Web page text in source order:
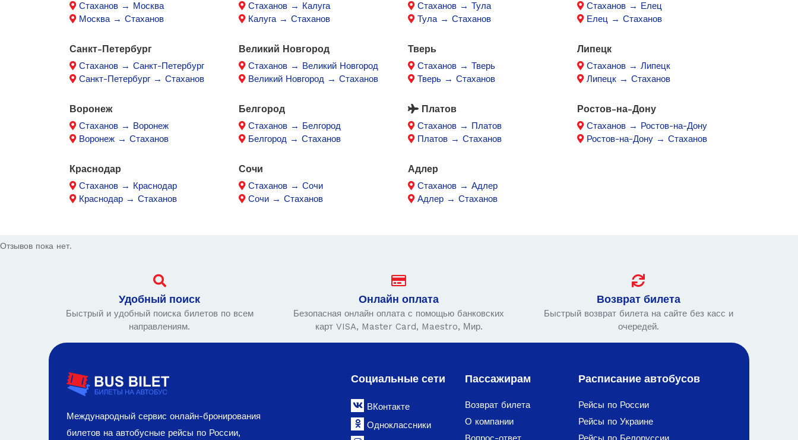
Стаханов → Москва
Москва → Стаханов
Стаханов → Калуга
Калуга → Стаханов
Стаханов → Тула
Тула → Стаханов
Стаханов → Елец
Елец → Стаханов
Санкт-Петербург
Стаханов → Санкт-Петербург
Санкт-Петербург → Стаханов
Великий Новгород
Стаханов → Великий Новгород
Великий Новгород → Стаханов
Тверь
Стаханов → Тверь
Тверь → Стаханов
Липецк
Стаханов → Липецк
Липецк → Стаханов
Воронеж
Стаханов → Воронеж
Воронеж → Стаханов
Белгород
Стаханов → Белгород
Белгород → Стаханов
Платов
Стаханов → Платов
Платов → Стаханов
Ростов-на-Дону
Стаханов → Ростов-на-Дону
Ростов-на-Дону → Стаханов
Краснодар
Стаханов → Краснодар
Краснодар → Стаханов
Сочи
Стаханов → Сочи
Сочи → Стаханов
Адлер
Стаханов → Адлер
Адлер → Стаханов
Отзывов пока нет.
Удобный поиск
Быстрый и удобный поиска билетов по всем
направлениям.
Онлайн оплата
Безопасная онлайн оплата с помощью банковских
карт VISA, Master Card, Maestro, Мир.
Возврат билета
Быстрый возврат билета на сайте без касс и
очередей.
Международный сервис онлайн-бронирования
билетов на автобусные рейсы по России,
Социальные сети
ВКонтакте
Одноклассники
Пассажирам
Возврат билета
О компании
Расписание автобусов
Рейсы по России
Рейсы по Украине